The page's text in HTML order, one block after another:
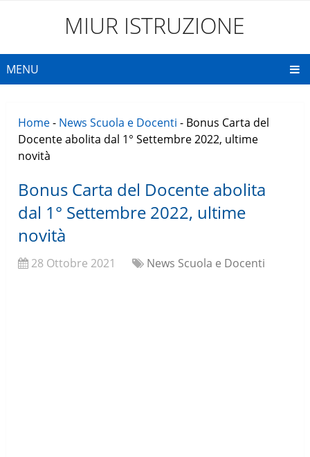
MIUR ISTRUZIONE
MENU
Home- News Scuola e Docenti - Bonus Carta del
Docente abolita dal 1° Settembre 2022, ultime
novità
Bonus Carta del Docente abolita
dal 1° Settembre 2022, ultime
novità
28 Ottobre 2021 News Scuola e Docenti